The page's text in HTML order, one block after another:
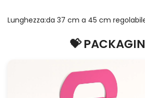
Lunghezza:da 37 cm a 45 cm
💝